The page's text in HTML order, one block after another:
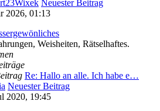
Neuester Beitrag
2026, 01:13
Weisheiten, Rätselhaftes.
Re: Hallo an alle. Ich habe e…
Neuester Beitrag
2020, 19:45